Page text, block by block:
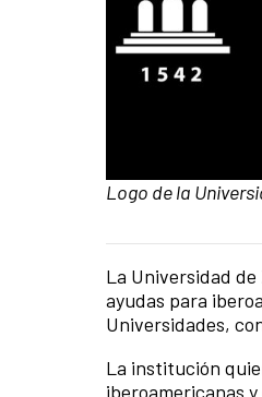
Pie de foto:
Logo de la
Contenido de la
La Universidad
ayudas para
Universidades,
La institución
iberoamericanas